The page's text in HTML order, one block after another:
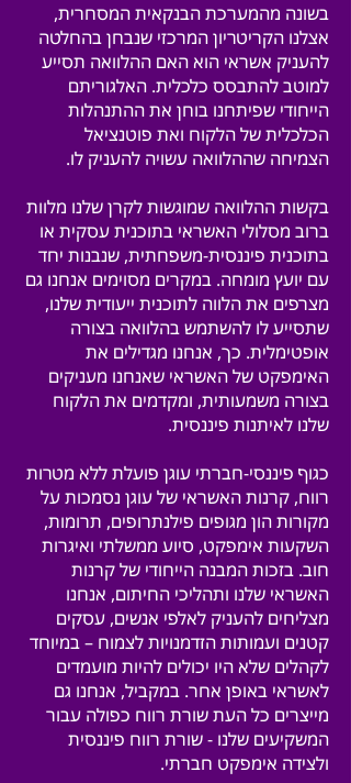
בשונה מהמערכת הבנקאית המסחרית,
אצלנו הקריטריון המרכזי שנבחן בהחלטה
להעניק אשראי הוא האם ההלוואה תסייע
למוטב להתבסס כלכלית. האלגוריתם
הייחודי שפיתחנו בוחן את ההתנהלות
הכלכלית של הלקוח ואת פוטנציאל
הצמיחה שההלוואה עשויה להעניק לו.
בקשות ההלוואה שמוגשות לקרן שלנו מלוות
ברוב מסלולי האשראי בתוכנית עסקית או
בתוכנית פיננסית-משפחתית, שנבנות יחד
עם יועץ מומחה. במקרים מסוימים אנחנו גם
מצרפים את הלווה לתוכנית ייעודית שלנו,
שתסייע לו להשתמש בהלוואה בצורה
אופטימלית. כך, אנחנו מגדילים את
האימפקט של האשראי שאנחנו מעניקים
בצורה משמעותית, ומקדמים את הלקוח
שלנו לאיתנות פיננסית.
כגוף פיננסי-חברתי עוגן פועלת ללא מטרות
רווח, קרנות האשראי של עוגן נסמכות על
מקורות הון מגופים פילנתרופים, תרומות,
השקעות אימפקט, סיוע ממשלתי ואיגרות
חוב. בזכות המבנה הייחודי של קרנות
האשראי שלנו ותהליכי החיתום, אנחנו
מצליחים להעניק לאלפי אנשים, עסקים
קטנים ועמותות הזדמנויות לצמוח – במיוחד
לקהלים שלא היו יכולים להיות מועמדים
לאשראי באופן אחר. במקביל, אנחנו גם
מייצרים כל העת שורת רווח כפולה עבור
המשקיעים שלנו - שורת רווח פיננסית
ולצידה אימפקט חברתי.